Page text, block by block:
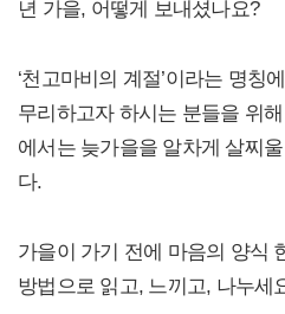
년 가을, 어떻게 보내셨나요?
‘천고마비의 계절’이라는 명칭
무리하고자 하시는 분들을 위
에서는 늦가을을 알차게 살찌
다.
가을이 가기 전에 마음의 양식
방법으로 읽고, 느끼고, 나누세